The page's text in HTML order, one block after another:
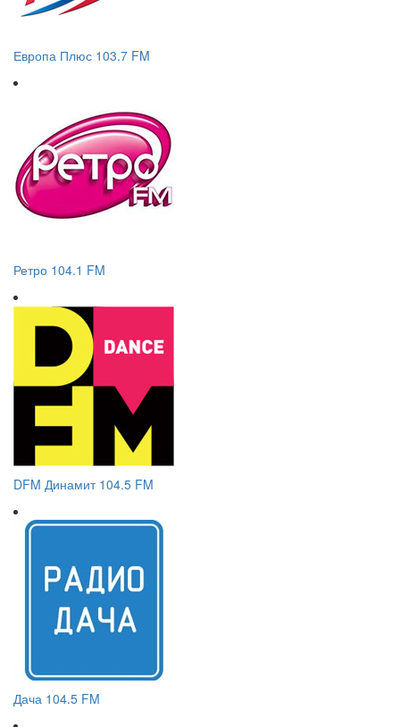
Европа Плюс 103.7 FM
Ретро 104.1 FM
DFM Динамит 104.5 FM
Дача 104.5 FM